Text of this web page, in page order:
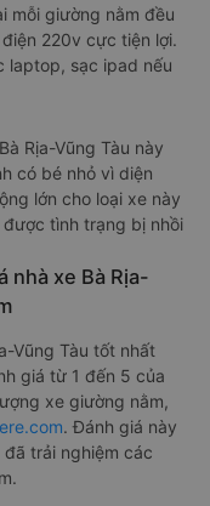
mỗi giường nằm đều
220v cực tiện lợi.
laptop, sạc ipad nếu
Rịa-Vũng Tàu này
có bé nhỏ vì diện
lớn cho loại xe này
tình trạng bị nhồi
nhà xe Bà Rịa-
Vũng Tàu tốt nhất
giá từ 1 đến 5 của
xe giường nằm,
. Đánh giá này
trải nghiệm các